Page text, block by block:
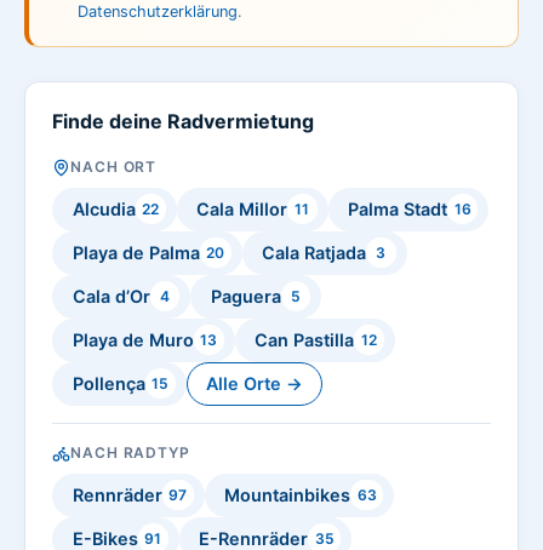
Datenschutzerklärung.
Finde deine Radvermietung
NACH ORT
Alcudia 22 Cala Millor 11 Palma Stadt 16
Playa de Palma 20 Cala Ratjada 3
Cala d’Or 4 Paguera 5
Playa de Muro 13 Can Pastilla 12
Pollença 15 Alle Orte →
NACH RADTYP
Rennräder 97 Mountainbikes 63
E-Bikes 91 E-Rennräder 35